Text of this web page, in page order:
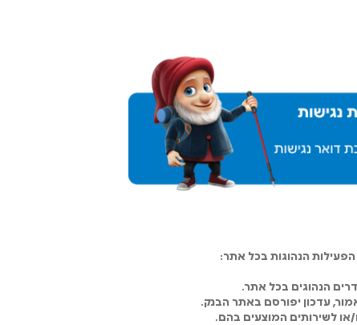
הנהוגות בכל אתר:
הנהוגים בכל אתר.
עדכון יפורסם באתר הבנק.
או לשירותים המוצעים בהם.